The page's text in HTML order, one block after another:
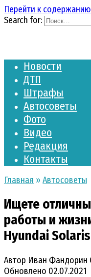
Перейти к содержанию
Search for:
Новости
ДТП
Штрафы
Автосоветы
Фото
Видео
Редакция
Контакты
Главная » Автосоветы
Ищете
работы и
Hyundai Solaris
Автор Иван Фандорин
Обновлено 02.07.2021